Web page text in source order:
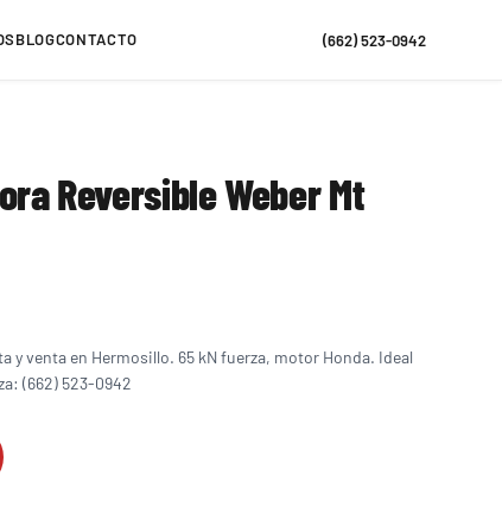
BLOGCONTACTO (662) 523-0942
Reversible Weber Mt
y venta en Hermosillo. 65 kN fuerza, motor Honda. Ideal
(662) 523-0942